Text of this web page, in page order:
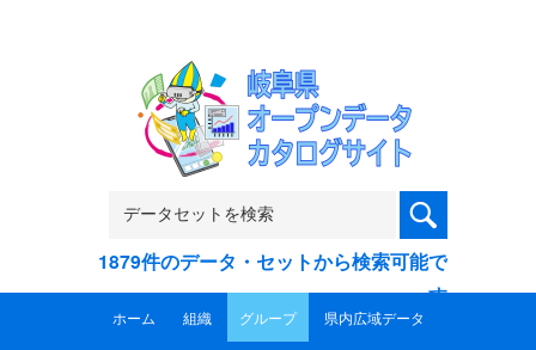
1879件のデータ・セットから検索可能で
す
ホーム 組織 グループ 県内広域データ